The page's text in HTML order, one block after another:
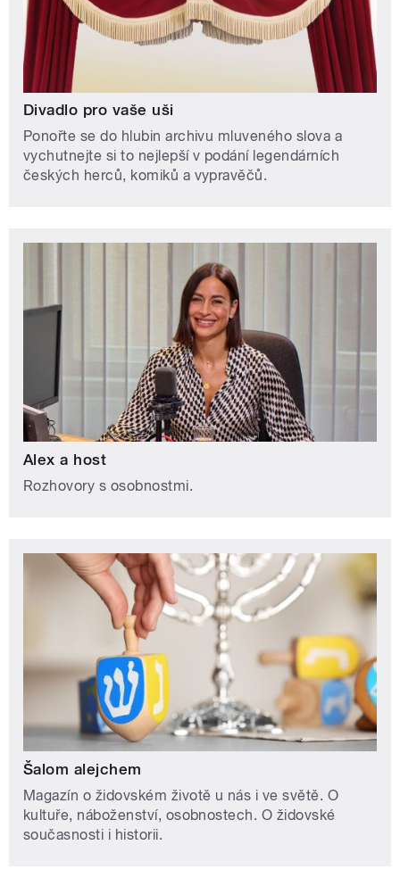
Divadlo pro vaše uši
Ponořte se do hlubin archivu mluveného slova a
vychutnejte si to nejlepší v podání legendárních
českých herců, komiků a vypravěčů.
Alex a host
Rozhovory s osobnostmi.
Šalom alejchem
Magazín o židovském životě u nás i ve světě. O
kultuře, náboženství, osobnostech. O židovské
současnosti i historii.